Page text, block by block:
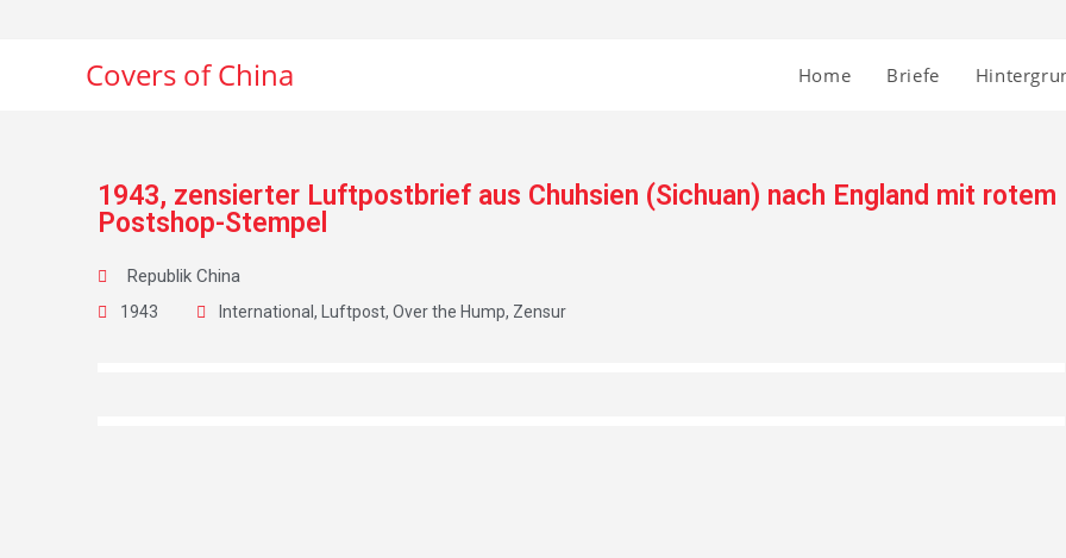
Covers of China Home Briefe
1943, zensierter Luftpostbrief aus Chuhsien (Sichuan) nach England mit rotem
Postshop-Stempel
Republik China
1943 International , Luftpost, Over the Hump, Zensur